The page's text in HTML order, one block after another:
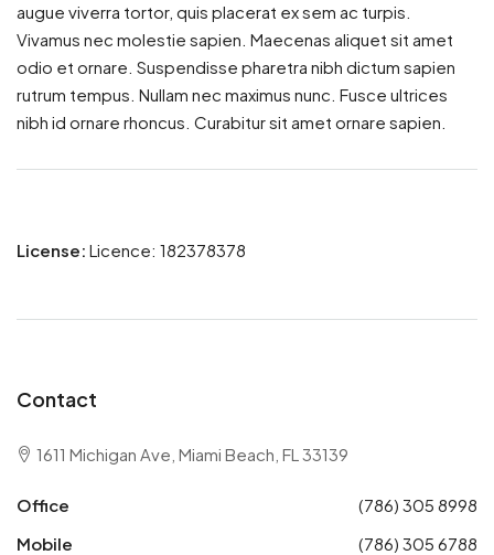
augue viverra tortor, quis placerat ex sem ac turpis.
Vivamus nec molestie sapien. Maecenas aliquet sit amet
odio et ornare. Suspendisse pharetra nibh dictum sapien
rutrum tempus. Nullam nec maximus nunc. Fusce ultrices
nibh id ornare rhoncus. Curabitur sit amet ornare sapien.
License: Licence: 182378378
Contact
1611 Michigan Ave, Miami Beach, FL 33139
Office
(786) 305 8998
Mobile
(786) 305 6788